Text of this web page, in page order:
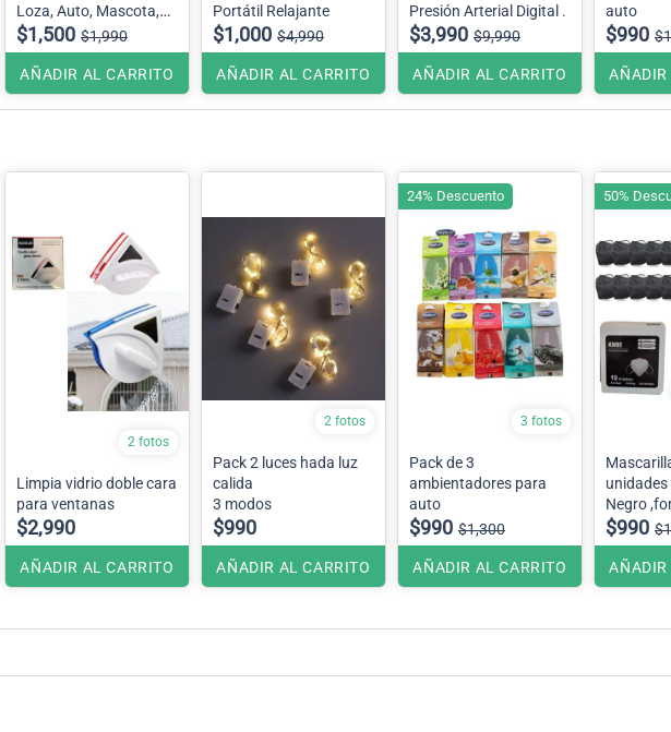
Loza, Auto, Mascota,
etc. Se envía color
surtido dependiendo del
stock en bodega
$1,500 $1,990
AÑADIR AL CARRITO
Portátil Relajante
$1,000 $4,990
AÑADIR AL CARRITO
Presión Arterial Digital .
$3,990 $9,990
AÑADIR AL CARRITO
auto
$990
AÑADIR
2 fotos
Limpia vidrio doble cara
para ventanas
$2,990
AÑADIR AL CARRITO
2 fotos
Pack 2 luces hada luz
calida
3 modos
$990
AÑADIR AL CARRITO
3 fotos
Pack de 3
ambientadores para
auto
$990 $1,300
AÑADIR AL CARRITO
24% Descuento
unidades KN95 Color
$990
AÑADIR
50%